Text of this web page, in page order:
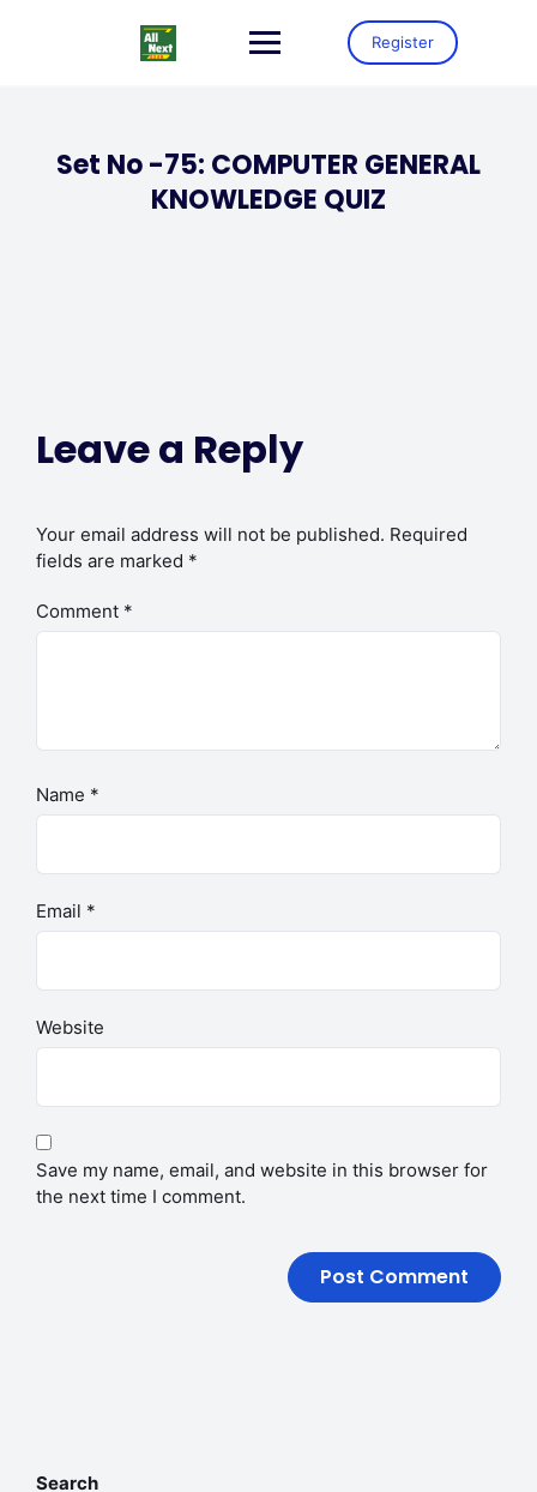
Register
Set No -75: COMPUTER GENERAL
KNOWLEDGE QUIZ
Leave a Reply
Your email address will not be published. Required
fields are marked *
Comment *
Name *
Email *
Website
Save my name, email, and website in this browser for
the next time I comment.
Search